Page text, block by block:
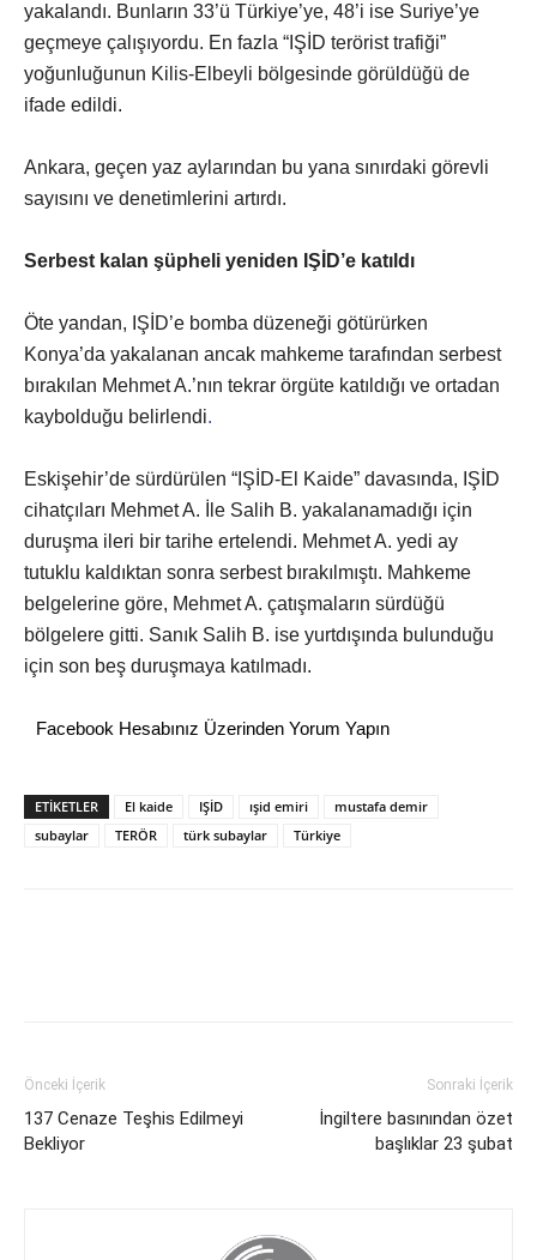
yakalandı. Bunların 33’ü Türkiye’ye, 48’i ise Suriye’ye
geçmeye çalışıyordu. En fazla “IŞİD terörist trafiği”
yoğunluğunun Kilis-Elbeyli bölgesinde görüldüğü de
ifade edildi.
Ankara, geçen yaz aylarından bu yana sınırdaki görevli
sayısını ve denetimlerini artırdı.
Serbest kalan şüpheli yeniden IŞİD’e katıldı
Öte yandan, IŞİD’e bomba düzeneği götürürken
Konya’da yakalanan ancak mahkeme tarafından serbest
bırakılan Mehmet A.’nın tekrar örgüte katıldığı ve ortadan
kaybolduğu belirlendi.
Eskişehir’de sürdürülen “IŞİD-El Kaide” davasında, IŞİD
cihatçıları Mehmet A. İle Salih B. yakalanamadığı için
duruşma ileri bir tarihe ertelendi. Mehmet A. yedi ay
tutuklu kaldıktan sonra serbest bırakılmıştı. Mahkeme
belgelerine göre, Mehmet A. çatışmaların sürdüğü
bölgelere gitti. Sanık Salih B. ise yurtdışında bulunduğu
için son beş duruşmaya katılmadı.
Facebook Hesabınız Üzerinden Yorum Yapın
ETİKETLER El kaide IŞİD ışid emiri
mustafa demir
subaylar
TERÖR türk subaylar Türkiye
Önceki İçerik
137 Cenaze Teşhis Edilmeyi
Bekliyor
Sonraki İçerik
İngiltere basınından özet
başlıklar 23 şubat